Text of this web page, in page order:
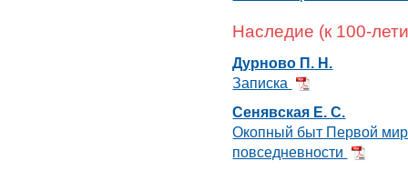
Наследие (к 100-
Дурново П. Н.
Записка
Сенявская Е. С.
Окопный быт Первой
повседневности